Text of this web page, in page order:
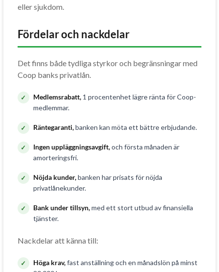
eller sjukdom.
Fördelar och nackdelar
Det finns både tydliga styrkor och begränsningar med
Coop banks privatlån.
Medlemsrabatt,1 procentenhet lägre ränta för Coop-
medlemmar.
Räntegaranti,banken kan möta ett bättre erbjudande.
Ingen uppläggningsavgift,och första månaden är
amorteringsfri.
Nöjda kunder,banken har prisats för nöjda
privatlånekunder.
Bank under tillsyn,med ett stort utbud av finansiella
tjänster.
Nackdelar att känna till:
Höga krav,fast anställning och en månadslön på minst